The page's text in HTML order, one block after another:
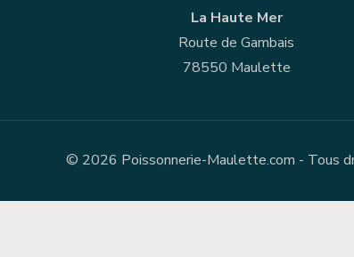
La Haute Mer
Route de Gambais
78550 Maulette
© 2026 Poissonnerie-Maulette.com - Tous